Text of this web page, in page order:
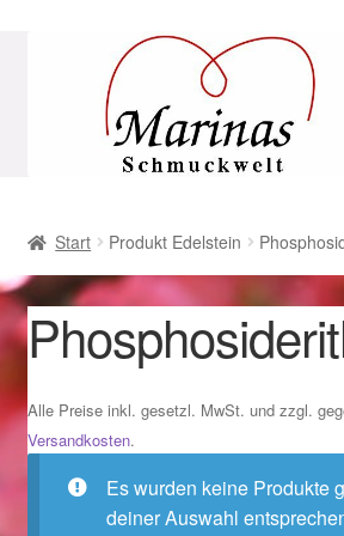
Navigation
AGB
Beispiel-Seite
Datenschutz
Geschenke zu Ostern 2023
Geschenke zu Ostern 2024
Start Produkt Edelstein
Alle Preise inkl. gesetzl. MwSt. und zzgl.
Versandkosten.
Es wurden keine Produkte
deiner Auswahl